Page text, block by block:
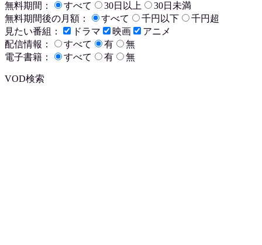
無料期間：
すべて 30日以上
30日未満
無料期間後の月額：
すべて 千円以下
千円超
見たい番組：
ドラマ 映画
アニメ
配信情報：
すべて 有
無
電子書籍：
すべて 有 無
VOD検索